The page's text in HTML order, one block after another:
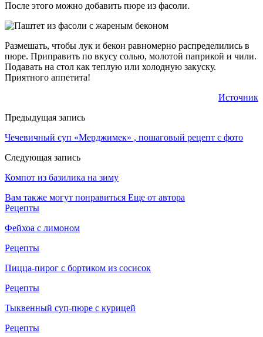
После этого можно добавить пюре из фасоли.
Размешать, чтобы лук и бекон равномерно распределились в
пюре. Приправить по вкусу солью, молотой паприкой и чили.
Подавать на стол как теплую или холодную закуску.
Приятного аппетита!
Источник
Предыдущая запись
Чечевичный суп «Мерджимек» , пошаговый рецепт с фото
Следующая запись
Компот из базилика на зиму
Вам также могут понравиться Еще от автора
Рецепты
Фейхоа с лимоном
Рецепты
Пицца-пирог с бортиком из сосисок
Рецепты
Тыквенный суп-пюре с курицей
Рецепты